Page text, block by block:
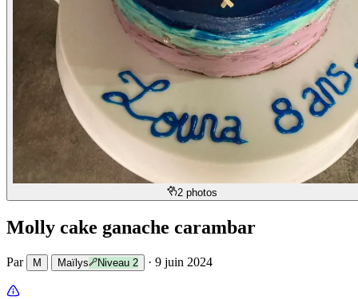
2 photos
Molly cake ganache carambar
Par M Maïlys Niveau 2 · 9 juin 2024